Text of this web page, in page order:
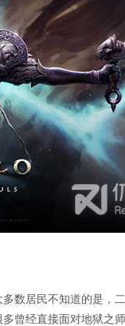
数居民不知道的是，
曾经直接面对地狱之